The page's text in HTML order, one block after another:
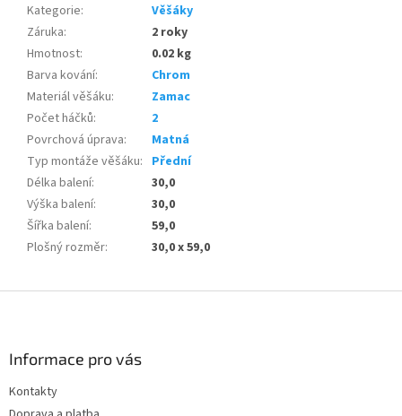
Kategorie:
Věšáky
Záruka:
2 roky
Hmotnost:
0.02 kg
Barva kování:
Chrom
Materiál věšáku:
Zamac
Počet háčků:
2
Povrchová úprava:
Matná
Typ montáže věšáku: Přední
Délka balení:
30,0
Výška balení:
30,0
Šířka balení:
59,0
Plošný rozměr: 30,0 x 59,0
Informace pro vás
Kontakty